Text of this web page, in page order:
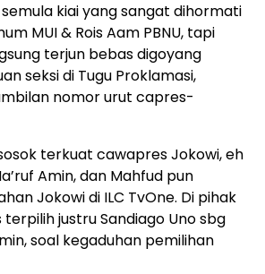
semula kiai yang sangat dihormati
MUI & Rois Aam PBNU, tapi
terjun bebas digoyang
seksi di Tugu Proklamasi,
nomor urut capres-
terkuat cawapres Jokowi, eh
Amin, dan Mahfud pun
Jokowi di ILC TvOne. Di pihak
justru Sandiago Uno sbg
soal kegaduhan pemilihan